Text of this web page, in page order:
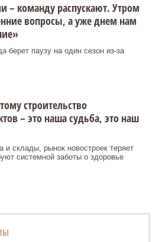
– команду распускают. Утром
вопросы, а уже днем нам
берет паузу на один сезон из-за
строительство
– это наша судьба, это наш
и склады, рынок новостроек теряет
системной заботы о здоровье